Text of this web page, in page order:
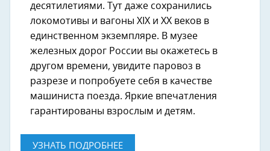
десятилетиями. Тут даже сохранились
локомотивы и вагоны XIX и XX веков в
единственном экземпляре. В музее
железных дорог России вы окажетесь в
другом времени, увидите паровоз в
разрезе и попробуете себя в качестве
машиниста поезда. Яркие впечатления
гарантированы взрослым и детям.
УЗНАТЬ ПОДРОБНЕЕ